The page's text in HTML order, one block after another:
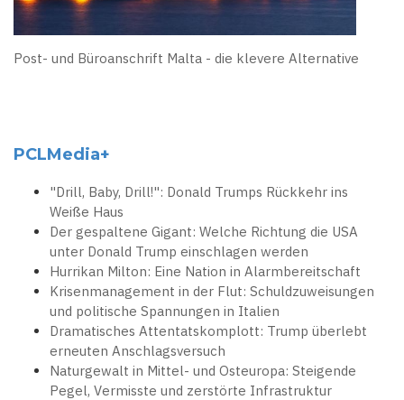
Post- und Büroanschrift Malta - die klevere Alternative
PCLMedia+
"Drill, Baby, Drill!": Donald Trumps Rückkehr ins
Weiße Haus
Der gespaltene Gigant: Welche Richtung die USA
unter Donald Trump einschlagen werden
Hurrikan Milton: Eine Nation in Alarmbereitschaft
Krisenmanagement in der Flut: Schuldzuweisungen
und politische Spannungen in Italien
Dramatisches Attentatskomplott: Trump überlebt
erneuten Anschlagsversuch
Naturgewalt in Mittel- und Osteuropa: Steigende
Pegel, Vermisste und zerstörte Infrastruktur